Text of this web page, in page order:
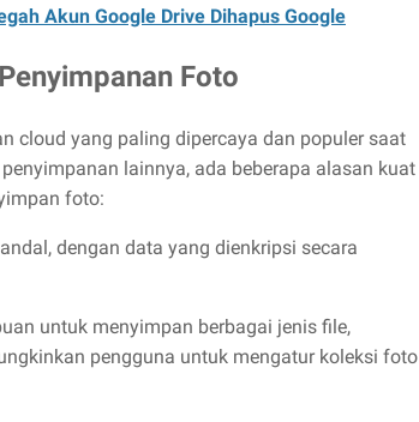
Akun Google Drive Dihapus Google
Foto
cloud yang paling dipercaya dan populer saat
lainnya, ada beberapa alasan kuat
foto:
dengan data yang dienkripsi secara
untuk menyimpan berbagai jenis file,
pengguna untuk mengatur koleksi foto